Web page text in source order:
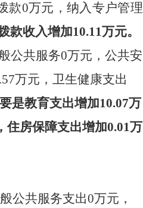
款0万元，纳入专户管理
款收入增加10.11万元。
公共服务0万元，公共安
万元，卫生健康支出
是教育支出增加10.07万
住房保障支出增加0.01万
公共服务支出0万元，